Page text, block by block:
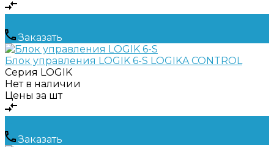
Заказать
Блок управления LOGIK 6-S LOGIKA CONTROL
Серия LOGIK
Нет в наличии
Цены за шт
Заказать